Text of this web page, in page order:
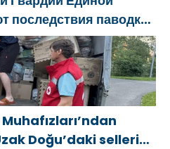
последствия паводков
Doğu’daki sellerin